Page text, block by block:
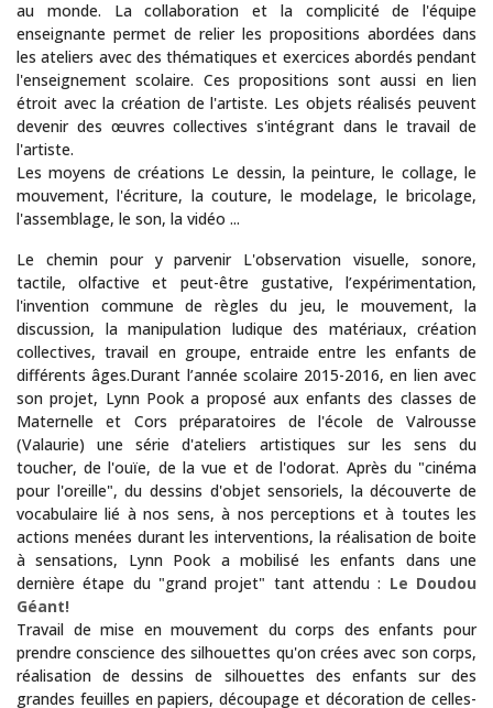
au monde. La collaboration et la complicité de l'équipe
enseignante permet de relier les propositions abordées dans
les ateliers avec des thématiques et exercices abordés pendant
l'enseignement scolaire. Ces propositions sont aussi en lien
étroit avec la création de l'artiste. Les objets réalisés peuvent
devenir des œuvres collectives s'intégrant dans le travail de
l'artiste.
Les moyens de créations Le dessin, la peinture, le collage, le
mouvement, l'écriture, la couture, le modelage, le bricolage,
l'assemblage, le son, la vidéo ...
Le chemin pour y parvenir L'observation visuelle, sonore,
tactile, olfactive et peut-être gustative, l’expérimentation,
l'invention commune de règles du jeu, le mouvement, la
discussion, la manipulation ludique des matériaux, création
collectives, travail en groupe, entraide entre les enfants de
différents âges.Durant l’année scolaire 2015-2016, en lien avec
son projet, Lynn Pook a proposé aux enfants des classes de
Maternelle et Cors préparatoires de l'école de Valrousse
(Valaurie) une série d'ateliers artistiques sur les sens du
toucher, de l'ouïe, de la vue et de l'odorat. Après du "cinéma
pour l'oreille", du dessins d'objet sensoriels, la découverte de
vocabulaire lié à nos sens, à nos perceptions et à toutes les
actions menées durant les interventions, la réalisation de boite
à sensations, Lynn Pook a mobilisé les enfants dans une
dernière étape du "grand projet" tant attendu : Le Doudou
Géant!
Travail de mise en mouvement du corps des enfants pour
prendre conscience des silhouettes qu'on crées avec son corps,
réalisation de dessins de silhouettes des enfants sur des
grandes feuilles en papiers, découpage et décoration de celles-